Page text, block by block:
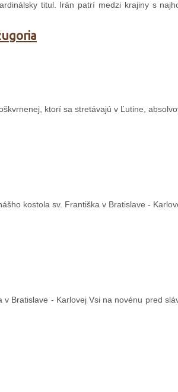
titul. Irán patrí medzi krajiny s
ktorí sa stretávajú v Ľutine,
kostola sv. Františka v Bratislave -
Bratislave - Karlovej Vsi na novénu pred